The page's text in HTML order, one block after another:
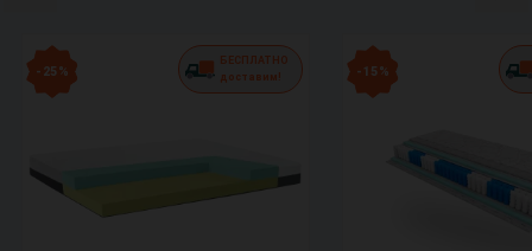
- 25 %
БЕСПЛАТНО
доставим!
- 15 %